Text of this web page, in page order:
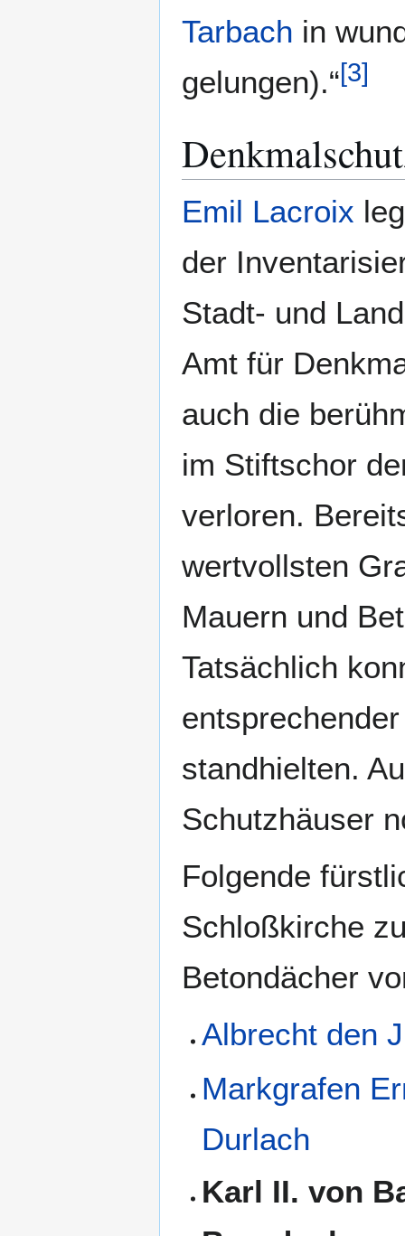
Tarbach in
gelungen).“[3]
Emil Lacroix
der
Stadt- und
Amt für
auch die
im Stiftschor
verloren.
wertvollsten
Mauern und
Tatsächlich
standhielten.
Schutzhäuser
Folgende
Schloßkirche
Betondächer
Albrecht den
Markgrafen
Durlach
Karl II. von